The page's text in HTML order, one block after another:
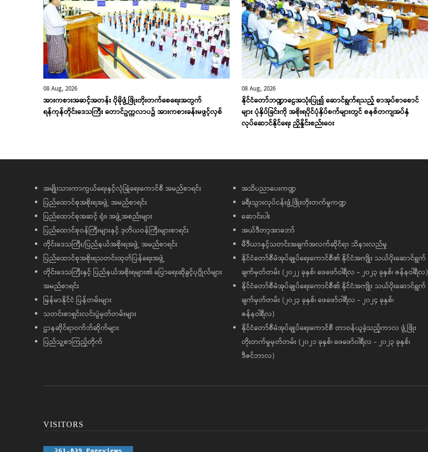
08 Aug, 2026
အားကစားအဆင့်အတန်း ပိုမိုဖွံ့ဖြိုးတိုးတက်စေရေးအတွက်
ရန်ကုန်တိုင်းဒေသကြီး တောင်ဥက္ကလာပ၌ အားကစားခန်းမဖွင့်လှစ်
08 Aug, 2026
နိုင်ငံတော်ဘဏ္ဍာငွေအသုံးပြု၍ ဆောင်ရွက်ရသည့် စာအုပ်စာစောင်
များ ပုံနှိပ်ခြင်းကို အစိုးရပိုင်ပုံနှိပ်စက်များတွင် စနစ်တကျအပ်နှံ
လုပ်ဆောင်နိုင်ရေး ညှိနှိုင်းစည်းဝေး
အမျိုးသားကာကွယ်ရေးနှင့်လုံခြုံရေးကောင်စီ အမည်စာရင်း
ပြည်ထောင်စုအစိုးရအဖွဲ့ အမည်စာရင်း
ပြည်ထောင်စုအဆင့် ရုံး၊ အဖွဲ့အစည်းများ
ပြည်ထောင်စုဝန်ကြီးများနှင့် ဒုတိယဝန်ကြီးများစာရင်း
တိုင်းဒေသကြီး/ပြည်နယ်အစိုးရအဖွဲ့ အမည်စာရင်း
ပြည်ထောင်စုအစိုးရသတင်းထုတ်ပြန်ရေးအဖွဲ့
တိုင်းဒေသကြီးနှင့် ပြည်နယ်အစိုးရများ၏ ပြောရေးဆိုခွင့်ပုဂ္ဂိုလ်များ
အမည်စာရင်း
မြန်မာနိုင်ငံ ပြန်တမ်းများ
သတင်းစာရှင်းလင်းပွဲမှတ်တမ်းများ
ဌာနဆိုင်ရာဝက်ဘ်ဆိုက်များ
ပြည်သူ့စာကြည့်တိုက်
အသိပညာပေးကဏ္ဍ
ခရီးသွားလုပ်ငန်းဖွံ့ဖြိုးတိုးတက်မှုကဏ္ဍ
ဆောင်းပါး
အယ်ဒီတာ့အာဘော်
မီဒီယာနှင့်သတင်းအချက်အလက်ဆိုင်ရာ သိနားလည်မှု
နိုင်ငံတော်စီမံအုပ်ချုပ်ရေးကောင်စီ၏ နိုင်ငံအကျိုး သယ်ပိုးဆောင်ရွက်
ချက်မှတ်တမ်း (၂၀၂၂ ခုနှစ်၊ ဖေဖော်ဝါရီလ - ၂၀၂၃ ခုနှစ်၊ ဇန်နဝါရီလ)
နိုင်ငံတော်စီမံအုပ်ချုပ်ရေးကောင်စီ၏ နိုင်ငံအကျိုး သယ်ပိုးဆောင်ရွက်
ချက်မှတ်တမ်း (၂၀၂၃ ခုနှစ်၊ ဖေဖော်ဝါရီလ - ၂၀၂၄ ခုနှစ်၊
ဇန်နဝါရီလ)
နိုင်ငံတော်စီမံအုပ်ချုပ်ရေးကောင်စီ တာဝန်ယူခဲ့သည့်ကာလ ဖွံ့ဖြိုး
တိုးတက်မှုမှတ်တမ်း (၂၀၂၁ ခုနှစ်၊ ဖေဖော်ဝါရီလ - ၂၀၂၃ ခုနှစ်၊
ဒီဇင်ဘာလ)
VISITORS